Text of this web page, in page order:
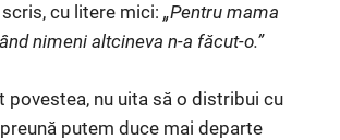
cu litere mici: „Pentru mama
nimeni altcineva n-a făcut-o.”
povestea, nu uita să o distribui cu
putem duce mai departe